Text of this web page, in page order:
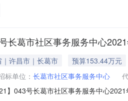
长葛市社区事务服务中心
许昌市｜长葛市
预算153.44万元
标单位： 长葛市社区事务服务中心
】043号长葛市社区事务服务中心